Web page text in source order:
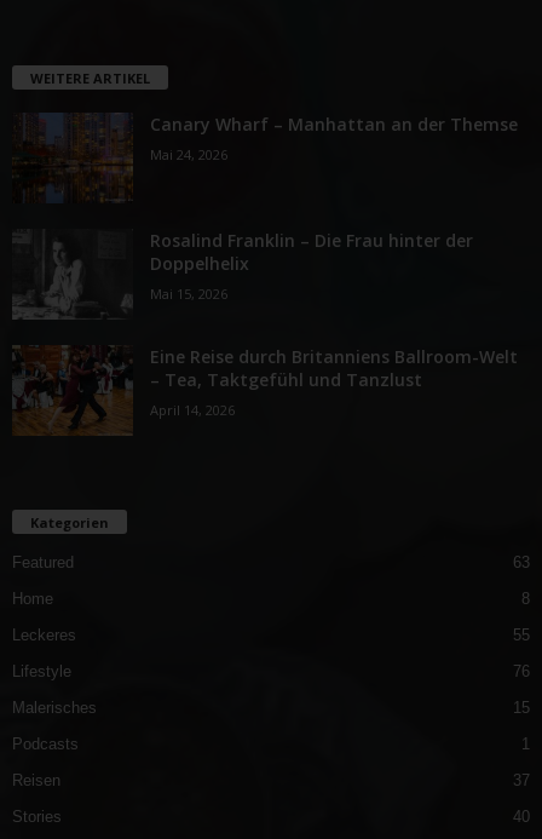
WEITERE ARTIKEL
Canary Wharf – Manhattan an der Themse
Mai 24, 2026
Rosalind Franklin – Die Frau hinter der
Doppelhelix
Mai 15, 2026
Eine Reise durch Britanniens Ballroom-Welt
– Tea, Taktgefühl und Tanzlust
April 14, 2026
Kategorien
Featured
63
Home
8
Leckeres
55
Lifestyle
76
Malerisches
15
Podcasts
1
Reisen
37
Stories
40